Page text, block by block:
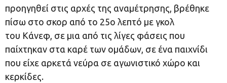
προηγηθεί στις αρχές της αναμέτρησης, βρέθηκε
πίσω στο σκορ από το 25ο λεπτό με γκολ
του Κάνεφ, σε μια από τις λίγες φάσεις που
παίχτηκαν στα καρέ των ομάδων, σε ένα παιχνίδι
που είχε αρκετά νεύρα σε αγωνιστικό χώρο και
κερκίδες.